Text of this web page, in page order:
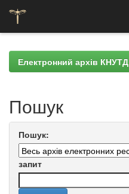
navigationЕлектронний архів КНУТД
Пошук
Пошук:
запит